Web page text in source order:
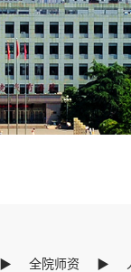
▶ 全院师资 ▶